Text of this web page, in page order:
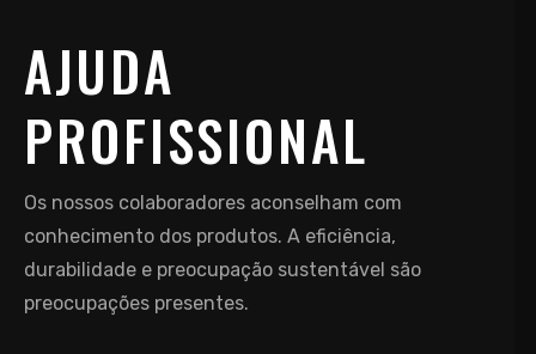
AJUDA
PROFISSIONAL
Os nossos colaboradores aconselham com
conhecimento dos produtos. A eficiência,
durabilidade e preocupação sustentável são
preocupações presentes.